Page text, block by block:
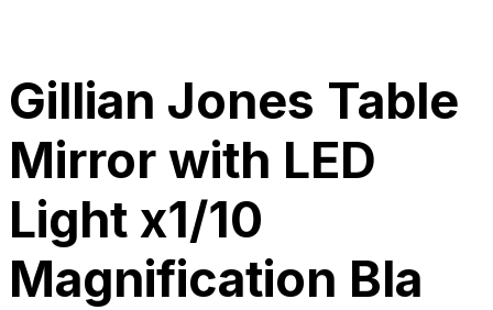
Gillian Jones Table
Mirror with LED
Light x1/10
Magnification Bla